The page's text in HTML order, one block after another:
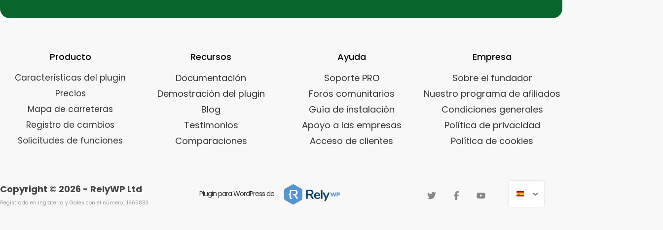
Producto
Características del plugin
Precios
Mapa de carreteras
Registro de cambios
Solicitudes de funciones
Recursos
Documentación
Demostración del plugin
Blog
Testimonios
Comparaciones
Ayuda
Soporte PRO
Foros comunitarios
Guía de instalación
Apoyo a las empresas
Acceso de clientes
Empresa
Sobre el fundador
Nuestro programa de afiliados
Condiciones generales
Política de privacidad
Política de cookies
Copyright © 2026 - RelyWP Ltd
Registrada en Inglaterra y Gales con el número: 11865883
Plugin para WordPress de